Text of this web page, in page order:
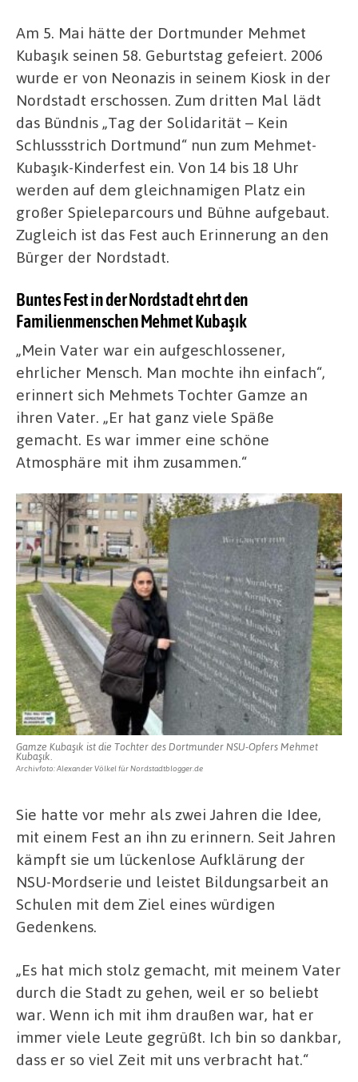
Am 5. Mai hätte der Dortmunder Mehmet
Kubaşık seinen 58. Geburtstag gefeiert. 2006
wurde er von Neonazis in seinem Kiosk in der
Nordstadt erschossen. Zum dritten Mal lädt
das Bündnis „Tag der Solidarität – Kein
Schlussstrich Dortmund“ nun zum Mehmet-
Kubaşık-Kinderfest ein. Von 14 bis 18 Uhr
werden auf dem gleichnamigen Platz ein
großer Spieleparcours und Bühne aufgebaut.
Zugleich ist das Fest auch Erinnerung an den
Bürger der Nordstadt.
Buntes Fest in der Nordstadt ehrt den
Familienmenschen Mehmet Kubaşık
„Mein Vater war ein aufgeschlossener,
ehrlicher Mensch. Man mochte ihn einfach“,
erinnert sich Mehmets Tochter Gamze an
ihren Vater. „Er hat ganz viele Späße
gemacht. Es war immer eine schöne
Atmosphäre mit ihm zusammen.“
Gamze Kubaşık ist die Tochter des Dortmunder NSU-Opfers Mehmet
Kubaşık.
Archivfoto: Alexander Völkel für Nordstadtblogger.de
Sie hatte vor mehr als zwei Jahren die Idee,
mit einem Fest an ihn zu erinnern. Seit Jahren
kämpft sie um lückenlose Aufklärung der
NSU-Mordserie und leistet Bildungsarbeit an
Schulen mit dem Ziel eines würdigen
Gedenkens.
„Es hat mich stolz gemacht, mit meinem Vater
durch die Stadt zu gehen, weil er so beliebt
war. Wenn ich mit ihm draußen war, hat er
immer viele Leute gegrüßt. Ich bin so dankbar,
dass er so viel Zeit mit uns verbracht hat.“